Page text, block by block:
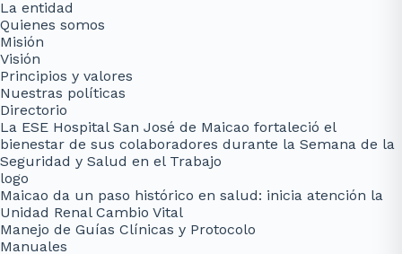
La entidad
Quienes somos
Misión
Visión
Principios y valores
Nuestras políticas
Directorio
La ESE Hospital San José de Maicao fortaleció el
bienestar de sus colaboradores durante la Semana de la
Seguridad y Salud en el Trabajo
logo
Maicao da un paso histórico en salud: inicia atención la
Unidad Renal Cambio Vital
Manejo de Guías Clínicas y Protocolo
Manuales